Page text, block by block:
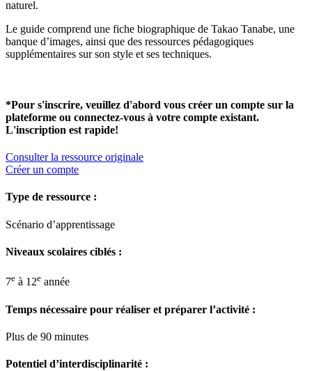
naturel.
Le guide comprend une fiche biographique de Takao Tanabe, une
banque d’images, ainsi que des ressources pédagogiques
supplémentaires sur son style et ses techniques.
*Pour s'inscrire, veuillez d'abord vous créer un compte sur la
plateforme ou connectez-vous à votre compte existant.
L'inscription est rapide!
Consulter la ressource originale
Créer un compte
Type de ressource :
Scénario d’apprentissage
Niveaux scolaires ciblés :
7e à 12e année
Temps nécessaire pour réaliser et préparer l’activité :
Plus de 90 minutes
Potentiel d’interdisciplinarité :